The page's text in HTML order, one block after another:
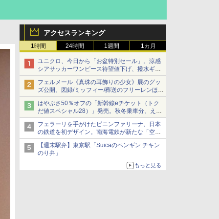
アクセスランキング
1時間 24時間 1週間 1カ月
ユニクロ、今日から「お盆特別セール」。涼感
シアサッカーワンピース待望値下げ、撥水ギア
ショーツは1990円に
フェルメール《真珠の耳飾りの少女》展のグッ
ズ公開。図録/ミッフィー/葬送のフリーレンほ
か、注目ブランドコラボが実現
はやぶさ50％オフの「新幹線eチケット（トク
だ値スペシャル28）」発売。秋冬乗車分、えき
ねっと限定
フェラーリを手がけたピニンファリーナ、日本
の鉄道を初デザイン。南海電鉄が新たな「空港
特急」をなにわ筋線へ導入
【週末駅弁】東京駅「Suicaのペンギン チキン
のり弁」
もっと見る